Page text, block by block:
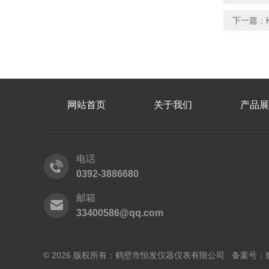
下一篇：
网站首页 关于我们 产品
电话
0392-3886680
邮箱
33400586@qq.com
© 2026 版权所有：鹤壁市恒发仪器仪表有限公司 备案号：